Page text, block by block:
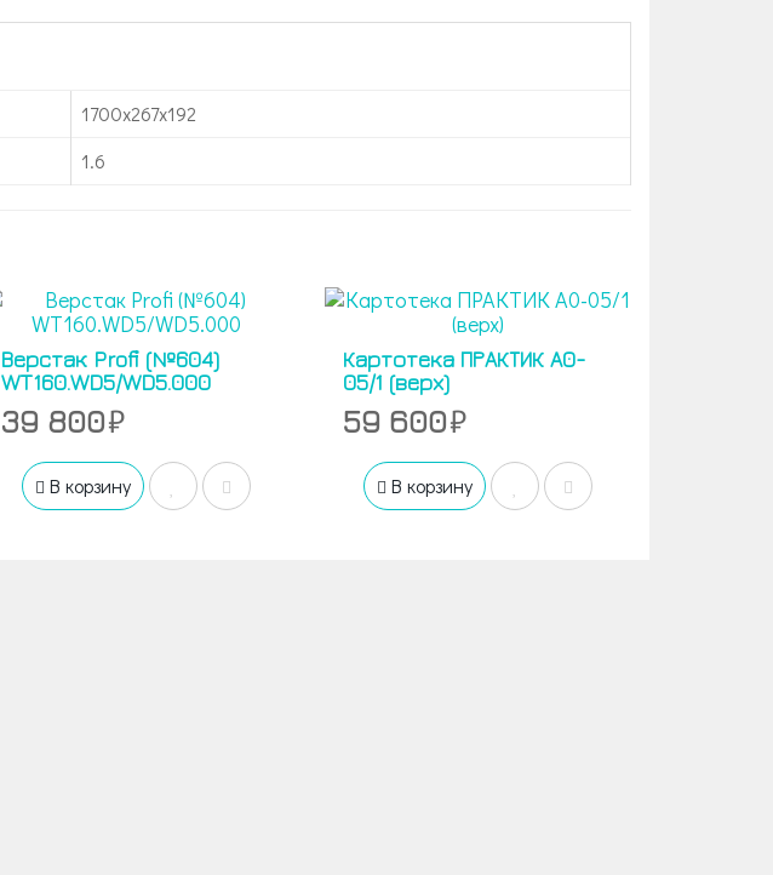
1700x267x192
1.6
Верстак Profi (№604)
WT160.WD5/WD5.000
39 800
В корзину
Картотека ПРАКТИК А0-
05/1 (верх)
59 600
В корзину